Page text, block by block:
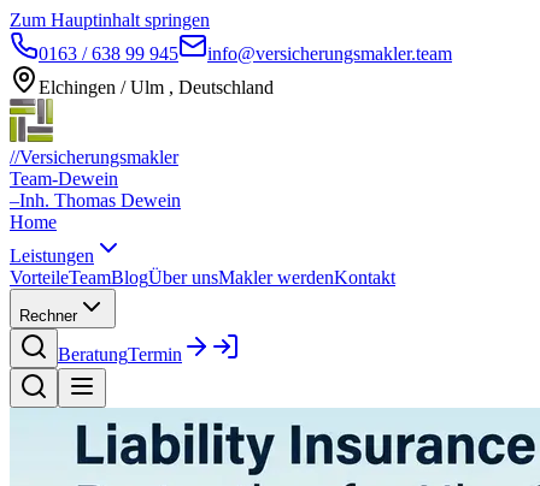
Zum Hauptinhalt springen
0163 / 638 99 945
info@versicherungsmakler.team
Elchingen / Ulm , Deutschland
//Versicherungsmakler
Team-Dewein
–Inh. Thomas Dewein
Home
Leistungen
VorteileTeamBlogÜber unsMakler werdenKontakt
Rechner
BeratungTermin